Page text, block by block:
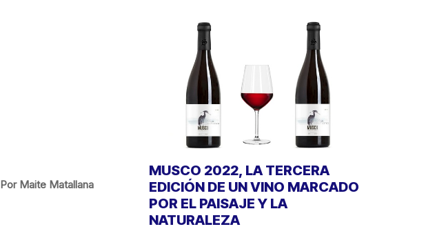
Por Maite Matallana
MUSCO 2022, LA TERCERA
EDICIÓN DE UN VINO MARCADO
POR EL PAISAJE Y LA
NATURALEZA